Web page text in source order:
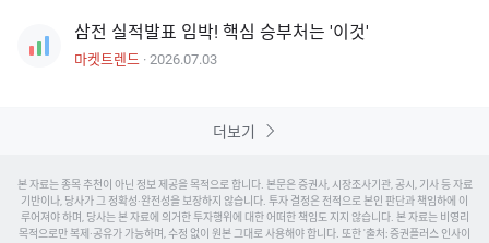
삼전 실적발표 임박! 핵심 승부처는 '이것'
마켓트렌드 · 2026.07.03
더보기
본 자료는 종목 추천이 아닌 정보 제공을 목적으로 합니다. 본문은 증권사, 시장조사기관, 공시, 기사 등 자료
기반이나, 당사가 그 정확성·완전성을 보장하지 않습니다. 투자 결정은 전적으로 본인 판단과 책임하에 이
루어져야 하며, 당사는 본 자료에 의거한 투자행위에 대한 어떠한 책임도 지지 않습니다. 본 자료는 비영리
목적으로만 복제·공유가 가능하며, 수정 없이 원본 그대로 사용해야 합니다. 또한 '출처: 증권플러스 인사이